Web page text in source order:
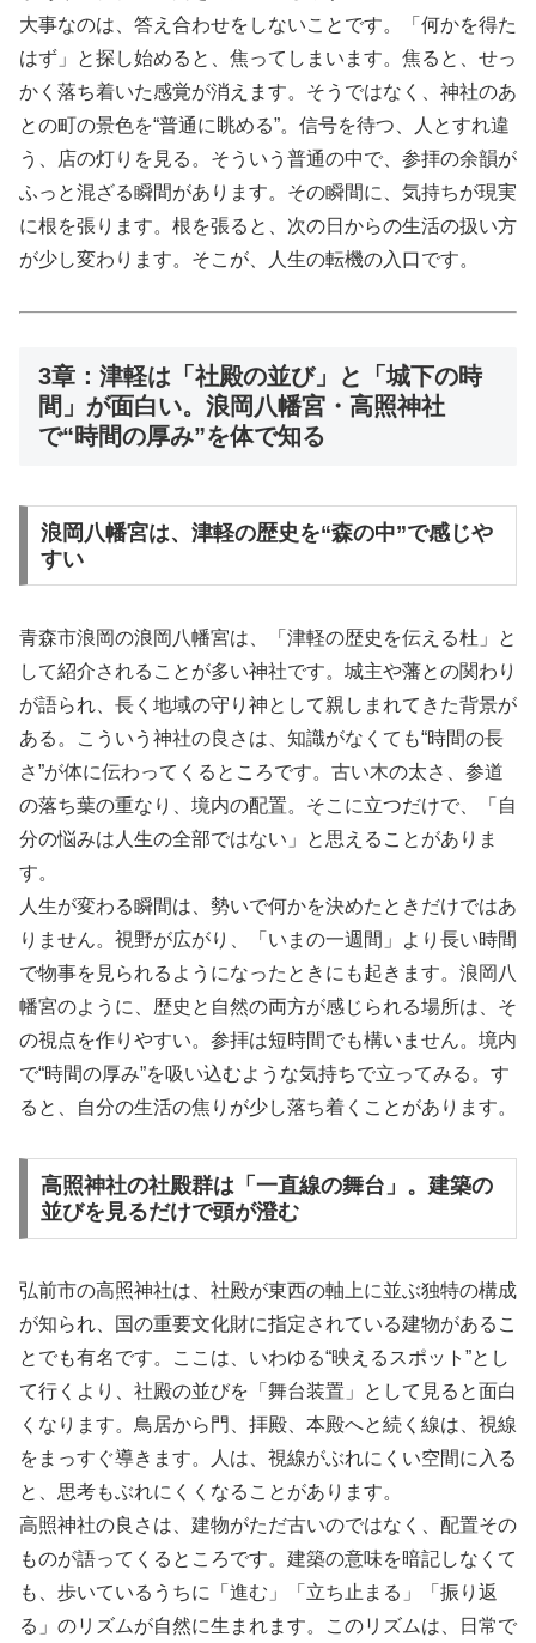
大事なのは、答え合わせをしないことです。「何かを得た
はず」と探し始めると、焦ってしまいます。焦ると、せっ
かく落ち着いた感覚が消えます。そうではなく、神社のあ
との町の景色を“普通に眺める”。信号を待つ、人とすれ違
う、店の灯りを見る。そういう普通の中で、参拝の余韻が
ふっと混ざる瞬間があります。その瞬間に、気持ちが現実
に根を張ります。根を張ると、次の日からの生活の扱い方
が少し変わります。そこが、人生の転機の入口です。
3章：津軽は「社殿の並び」と「城下の時
間」が面白い。浪岡八幡宮・高照神社
で“時間の厚み”を体で知る
浪岡八幡宮は、津軽の歴史を“森の中”で感じや
すい
青森市浪岡の浪岡八幡宮は、「津軽の歴史を伝える杜」と
して紹介されることが多い神社です。城主や藩との関わり
が語られ、長く地域の守り神として親しまれてきた背景が
ある。こういう神社の良さは、知識がなくても“時間の長
さ”が体に伝わってくるところです。古い木の太さ、参道
の落ち葉の重なり、境内の配置。そこに立つだけで、「自
分の悩みは人生の全部ではない」と思えることがありま
す。
人生が変わる瞬間は、勢いで何かを決めたときだけではあ
りません。視野が広がり、「いまの一週間」より長い時間
で物事を見られるようになったときにも起きます。浪岡八
幡宮のように、歴史と自然の両方が感じられる場所は、そ
の視点を作りやすい。参拝は短時間でも構いません。境内
で“時間の厚み”を吸い込むような気持ちで立ってみる。す
ると、自分の生活の焦りが少し落ち着くことがあります。
高照神社の社殿群は「一直線の舞台」。建築の
並びを見るだけで頭が澄む
弘前市の高照神社は、社殿が東西の軸上に並ぶ独特の構成
が知られ、国の重要文化財に指定されている建物があるこ
とでも有名です。ここは、いわゆる“映えるスポット”とし
て行くより、社殿の並びを「舞台装置」として見ると面白
くなります。鳥居から門、拝殿、本殿へと続く線は、視線
をまっすぐ導きます。人は、視線がぶれにくい空間に入る
と、思考もぶれにくくなることがあります。
高照神社の良さは、建物がただ古いのではなく、配置その
ものが語ってくるところです。建築の意味を暗記しなくて
も、歩いているうちに「進む」「立ち止まる」「振り返
る」のリズムが自然に生まれます。このリズムは、日常で